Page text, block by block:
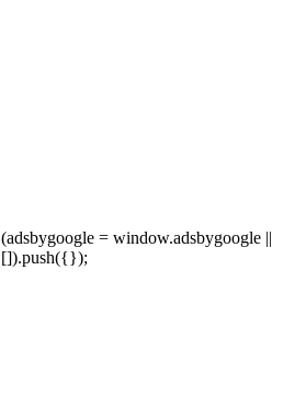
(adsbygoogle = window.adsbygoogle ||
[]).push({});